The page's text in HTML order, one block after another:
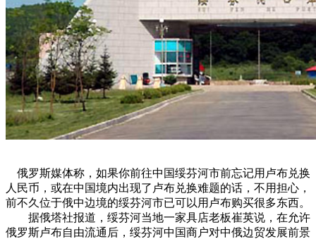
察布查尔县巡游
伊犁昭苏巡游
赛里木湖巡游
园区风采
野马美术馆 陨石 硅化木 客房 园区 汗血马基地 F座
大厅 国家记忆A馆 国家记忆B馆 红山玉馆 酒店大厅 料
场餐厅 健身房 办公区域 小厨 酒窖
精彩视频 丝路驿站·野马激光秀 寻味腊八 欢聚暖冬
繁
俄罗斯媒体称，如果你前往中国绥芬河市前忘记用卢布兑换
人民币，或在中国境内出现了卢布兑换难题的话，不用担心，
前不久位于俄中边境的绥芬河市已可以用卢布购买很多东西。​
据俄塔社报道，绥芬河当地一家具店老板崔英说，在允许
俄罗斯卢布自由流通后，绥芬河中国商户对中俄边贸发展前景